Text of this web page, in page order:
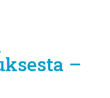
–